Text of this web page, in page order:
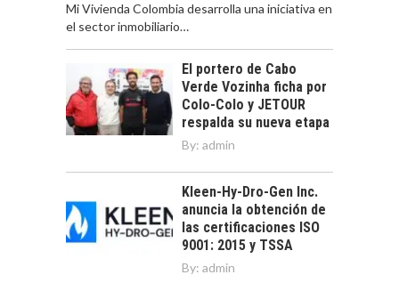
Mi Vivienda Colombia desarrolla una iniciativa en
el sector inmobiliario…
El portero de Cabo
Verde Vozinha ficha por
Colo-Colo y JETOUR
respalda su nueva etapa
By: admin
Kleen-Hy-Dro-Gen Inc.
anuncia la obtención de
las certificaciones ISO
9001: 2015 y TSSA
By: admin